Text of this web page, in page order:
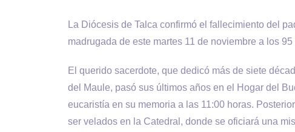
La Diócesis de Talca confirmó el fallecimiento del
madrugada de este martes 11 de noviembre a los
El querido sacerdote, que dedicó más de siete
del Maule, pasó sus últimos años en el Hogar del
eucaristía en su memoria a las 11:00 horas.
ser velados en la Catedral, donde se oficiará una